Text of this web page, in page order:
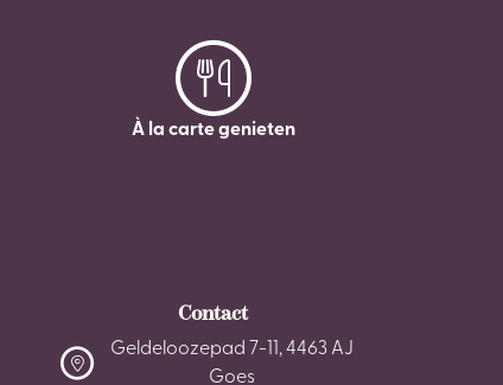
À la carte genieten
Contact
Geldeloozepad 7-11, 4463 AJ
Goes